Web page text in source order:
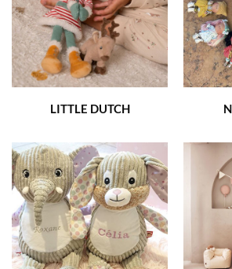
LITTLE DUTCH